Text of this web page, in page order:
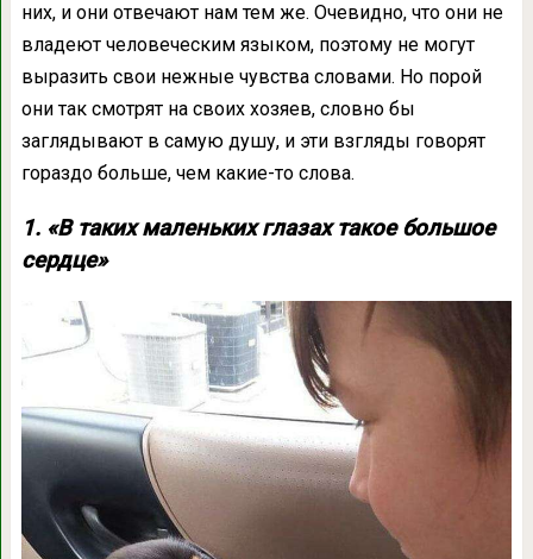
них, и они отвечают нам тем же. Очевидно, что они не
владеют человеческим языком, поэтому не могут
выразить свои нежные чувства словами. Но порой
они так смотрят на своих хозяев, словно бы
заглядывают в самую душу, и эти взгляды говорят
гораздо больше, чем какие-то слова.
1. «В таких маленьких глазах такое большое
сердце»